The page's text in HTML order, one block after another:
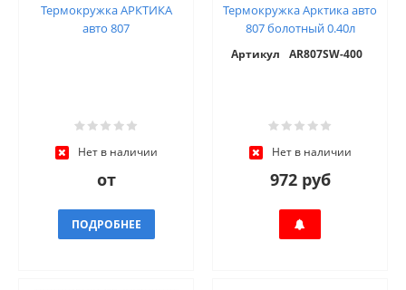
Термокружка АРКТИКА
авто 807
Нет в наличии
от
ПОДРОБНЕЕ
Термокружка Арктика авто
807 болотный 0.40л
Артикул AR807SW-400
Нет в наличии
972 руб